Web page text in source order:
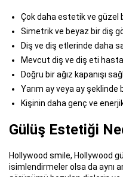
Çok daha estetik ve güzel
Simetrik ve beyaz bir diş
Diş ve diş etlerinde daha
Mevcut diş ve diş eti
Doğru bir ağız kapanışı
Yarım ay veya ay
Kişinin daha genç ve
Gülüş Estetiği
Hollywood smile, Hollywood
isimlendirmeler olsa da aynı